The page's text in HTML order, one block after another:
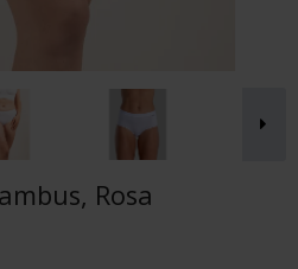
Rosa